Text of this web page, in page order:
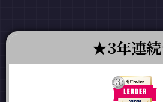
3年連続